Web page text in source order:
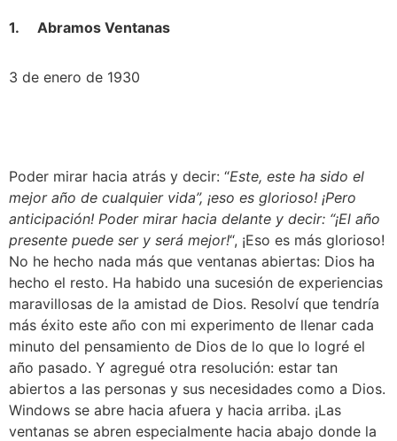
1.     Abramos Ventanas
3 de enero de 1930
Poder mirar hacia atrás y decir: “Este, este ha sido el
mejor año de cualquier vida”, ¡eso es glorioso! ¡Pero
anticipación! Poder mirar hacia delante y decir: “¡El año
presente puede ser y será mejor!“, ¡Eso es más glorioso!
No he hecho nada más que ventanas abiertas: Dios ha
hecho el resto. Ha habido una sucesión de experiencias
maravillosas de la amistad de Dios. Resolví que tendría
más éxito este año con mi experimento de llenar cada
minuto del pensamiento de Dios de lo que lo logré el
año pasado. Y agregué otra resolución: estar tan
abiertos a las personas y sus necesidades como a Dios.
Windows se abre hacia afuera y hacia arriba. ¡Las
ventanas se abren especialmente hacia abajo donde la